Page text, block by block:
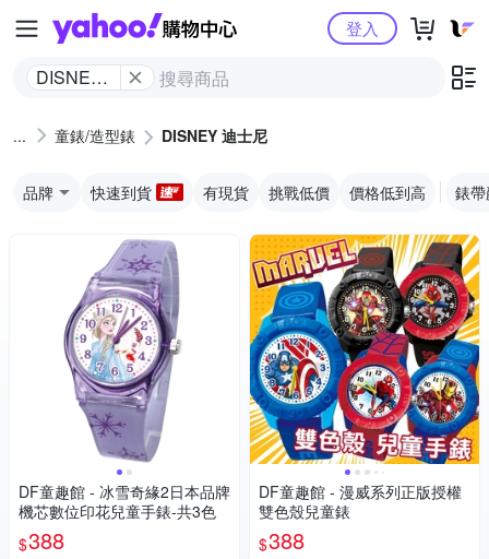
Yahoo購物中心
DISNEY
登入
童錶/造型錶 DISNEY 迪士尼
品牌 快速到貨 有現貨 挑戰低價 價格低到高 錶
DF童趣館 - 冰雪奇緣2日本品牌
機芯數位印花兒童手錶-共3色
$388
DF童趣館 - 漫威系列正版授權
雙色殼兒童錶
$388